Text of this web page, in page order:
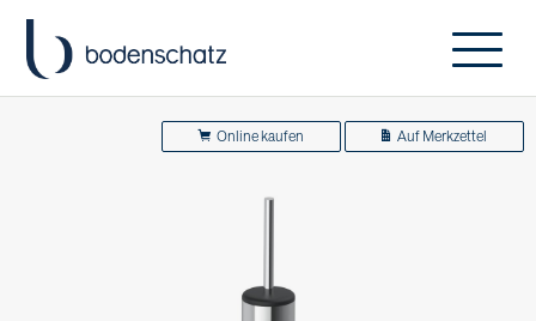
Online kaufen Auf Merkzettel